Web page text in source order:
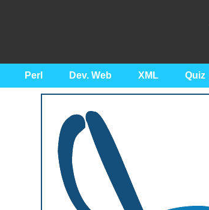
Perl Dev. Web XML Quiz